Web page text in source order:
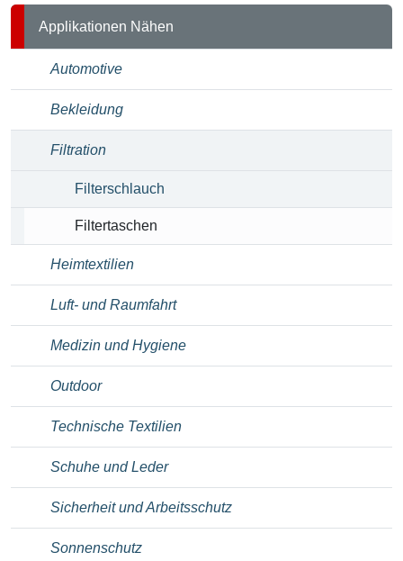
Applikationen Nähen
Automotive
Bekleidung
Filtration
Filterschlauch
Filtertaschen
Heimtextilien
Luft- und Raumfahrt
Medizin und Hygiene
Outdoor
Technische Textilien
Schuhe und Leder
Sicherheit und Arbeitsschutz
Sonnenschutz